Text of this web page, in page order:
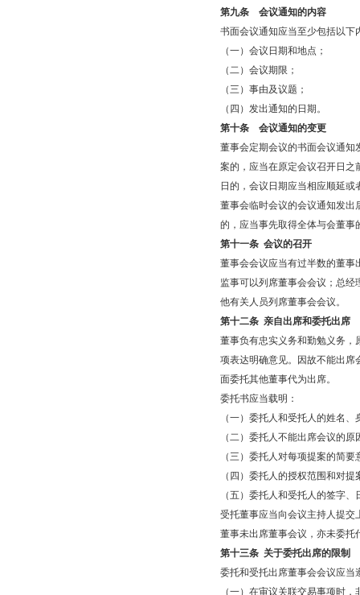
第九条 会议通知的内容
书面会议通知应当至少包括以下
（一）会议日期和地点；
（二）会议期限；
（三）事由及议题；
（四）发出通知的日期。
第十条 会议通知的变更
董事会定期会议的书面会议通知
案的，应当在原定会议召开日之
日的，会议日期应当相应顺延
董事会临时会议的会议通知发出
的，应当事先取得全体与会董事
第十一条 会议的召开
董事会会议应当有过半数的董事
监事可以列席董事会会议；总
他有关人员列席董事会会议。
第十二条 亲自出席和委托出席
董事负有忠实义务和勤勉义务，
项表达明确意见。因故不能出席
面委托其他董事代为出席。
委托书应当载明：
（一）委托人和受托人的姓名、
（二）委托人不能出席会议的原
（三）委托人对每项提案的简要
（四）委托人的授权范围和对
（五）委托人和受托人的签字、
受托董事应当向会议主持人提交
董事未出席董事会议，亦未委托
第十三条 关于委托出席的限制
委托和受托出席董事会会议应当
（一）在审议关联交易事项时